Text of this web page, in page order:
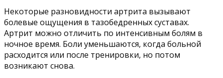
Некоторые разновидности артрита вызывают
болевые ощущения в тазобедренных суставах.
Артрит можно отличить по интенсивным болям в
ночное время. Боли уменьшаются, когда больной
расходится или после тренировки, но потом
возникают снова.